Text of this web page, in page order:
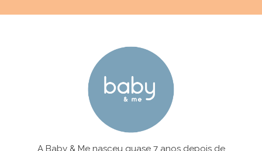
A Baby & Me nasceu quase 7 anos depois de